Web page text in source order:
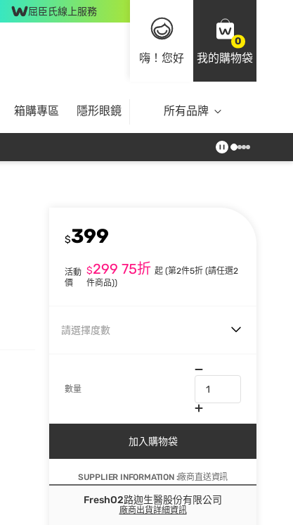
屈臣氏線上服務
嗨！您好
0
我的購物袋
箱購專區 隱形眼鏡 所有品牌
$399
活動
價
$299 75折 起 (第2件5折 (請任選2
件商品))
請選擇度數
數量
加入購物袋
SUPPLIER INFORMATION :廠商直送資訊
FreshO2路迦生醫股份有限公司
廠商出貨詳細資訊